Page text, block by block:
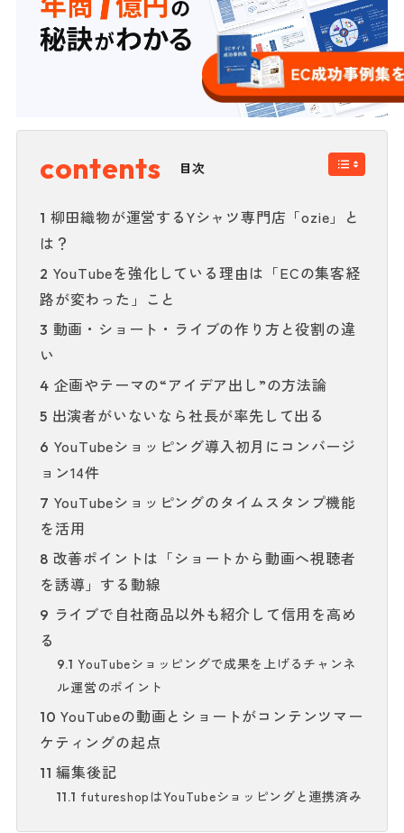
目次
1 柳田織物が運営するYシャツ専門店「ozie」と
は？
2 YouTubeを強化している理由は「ECの集客経
路が変わった」こと
3 動画・ショート・ライブの作り方と役割の違
い
4 企画やテーマの“アイデア出し”の方法論
5 出演者がいないなら社長が率先して出る
6 YouTubeショッピング導入初月にコンバージ
ョン14件
7 YouTubeショッピングのタイムスタンプ機能
を活用
8 改善ポイントは「ショートから動画へ視聴者
を誘導」する動線
9 ライブで自社商品以外も紹介して信用を高め
る
9.1 YouTubeショッピングで成果を上げるチャンネ
ル運営のポイント
10 YouTubeの動画とショートがコンテンツマー
ケティングの起点
11 編集後記
11.1 futureshopはYouTubeショッピングと連携済み